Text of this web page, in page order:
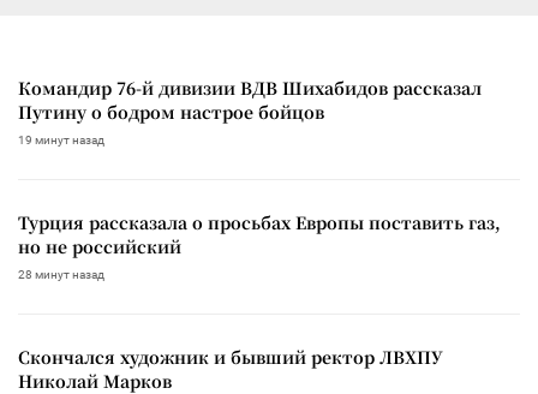
Командир 76-й дивизии ВДВ Шихабидов рассказал
Путину о бодром настрое бойцов
19 минут назад
Турция рассказала о просьбах Европы поставить газ,
но не российский
28 минут назад
Скончался художник и бывший ректор ЛВХПУ
Николай Марков